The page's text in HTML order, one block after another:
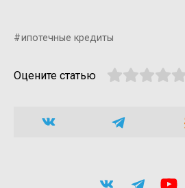
ипотечные кредиты
Оцените статью